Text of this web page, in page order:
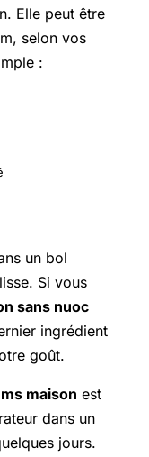
Elle peut être
selon vos
:
un bol
Si vous
sans nuoc
ingrédient
goût.
maison est
dans un
jours.